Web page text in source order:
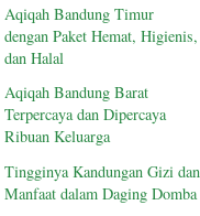
Aqiqah Bandung Timur
dengan Paket Hemat, Higienis,
dan Halal
Aqiqah Bandung Barat
Terpercaya dan Dipercaya
Ribuan Keluarga
Tingginya Kandungan Gizi dan
Manfaat dalam Daging Domba